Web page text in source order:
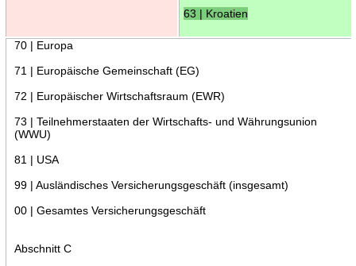
63 | Kroatien
70 | Europa
71 | Europäische Gemeinschaft (EG)
72 | Europäischer Wirtschaftsraum (EWR)
73 | Teilnehmerstaaten der Wirtschafts- und Währungsunion
(WWU)
81 | USA
99 | Ausländisches Versicherungsgeschäft (insgesamt)
00 | Gesamtes Versicherungsgeschäft
Abschnitt C